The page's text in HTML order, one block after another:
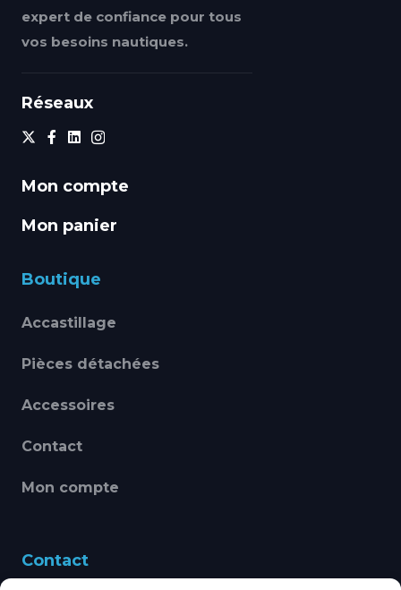
expert de confiance pour tous
vos besoins nautiques.
Réseaux
Mon compte
Mon panier
Boutique
Accastillage
Pièces détachées
Accessoires
Contact
Mon compte
Contact